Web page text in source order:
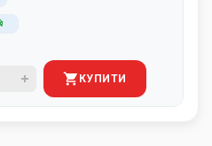
КУПИТИ